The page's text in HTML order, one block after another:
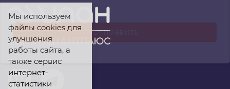
Мы используем
файлы cookies для
улучшения
работы сайта, а
также сервис
интернет-
статистики